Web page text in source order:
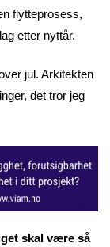
flytteprosess,
etter nyttår.
jul. Arkitekten
det tror jeg
skal være så